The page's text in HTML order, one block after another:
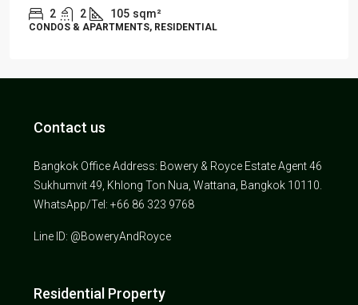
2 2 105 sqm²
CONDOS & APARTMENTS, RESIDENTIAL
Contact us
Bangkok Office Address: Bowery & Royce Estate Agent 46
Sukhumvit 49, Khlong Ton Nua, Wattana, Bangkok 10110.
WhatsApp/Tel: +66 86 323 9768
Line ID: @BoweryAndRoyce
Residential Property